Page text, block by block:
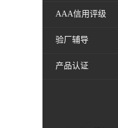
AAA信用评级
验厂辅导
产品认证